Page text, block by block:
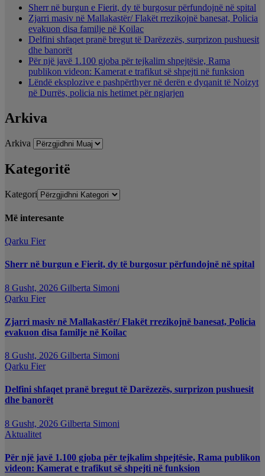
Sherr në burgun e Fierit, dy të burgosur përfundojnë në spital
Zjarri masiv në Mallakastër/ Flakët rrezikojnë banesat, Policia
evakuon disa familje në Koilac
Delfini shfaqet pranë bregut të Darëzezës, surprizon pushuesit
dhe banorët
Për një javë 1.100 gjoba për tejkalim shpejtësie, Rama
publikon videon: Kamerat e trafikut së shpejti në funksion
Lëndë eksplozive e pashpërthyer në derën e dyqanit të Noizyt
në Durrës, policia nis hetimet për ngjarjen
Arkiva
Arkiva
Kategoritë
Kategori
Më interesante
Qarku Fier
Sherr në burgun e Fierit, dy të burgosur përfundojnë në spital
8 Gusht, 2026 Gilberta Simoni
Qarku Fier
Zjarri masiv në Mallakastër/ Flakët rrezikojnë banesat, Policia
evakuon disa familje në Koilac
8 Gusht, 2026 Gilberta Simoni
Qarku Fier
Delfini shfaqet pranë bregut të Darëzezës, surprizon pushuesit
dhe banorët
8 Gusht, 2026 Gilberta Simoni
Aktualitet
Për një javë 1.100 gjoba për tejkalim shpejtësie, Rama publikon
videon: Kamerat e trafikut së shpejti në funksion